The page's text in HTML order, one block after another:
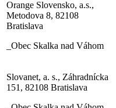
Orange Slovensko, a.s.,
Metodova 8, 82108
Bratislava
_Obec Skalka nad Váhom
Slovanet, a. s., Záhradnícka
151, 82108 Bratislava